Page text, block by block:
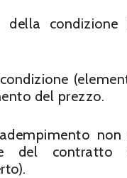
della condizione
del prezzo.
non
del contratto